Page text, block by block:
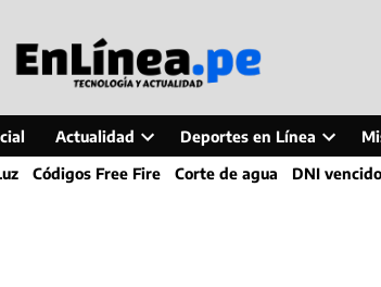
Actualidad
Open
dropdown
Deportes en Línea
Open
dropdown
Códigos Free Fire Corte de agua DNI vencido